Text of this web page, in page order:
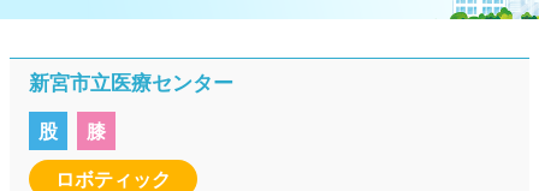
新宮市立医療センター
股 膝
ロボティック